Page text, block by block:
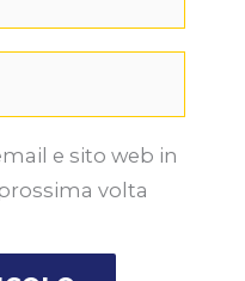
e sito web in
volta